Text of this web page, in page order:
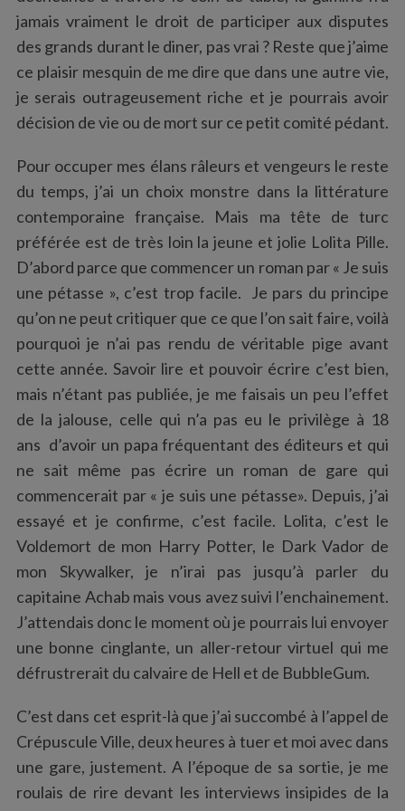
jamais vraiment le droit de participer aux disputes
des grands durant le diner, pas vrai ? Reste que j’aime
ce plaisir mesquin de me dire que dans une autre vie,
je serais outrageusement riche et je pourrais avoir
décision de vie ou de mort sur ce petit comité pédant.
Pour occuper mes élans râleurs et vengeurs le reste
du temps, j’ai un choix monstre dans la littérature
contemporaine française. Mais ma tête de turc
préférée est de très loin la jeune et jolie Lolita Pille.
D’abord parce que commencer un roman par « Je suis
une pétasse », c’est trop facile. Je pars du principe
qu’on ne peut critiquer que ce que l’on sait faire, voilà
pourquoi je n’ai pas rendu de véritable pige avant
cette année. Savoir lire et pouvoir écrire c’est bien,
mais n’étant pas publiée, je me faisais un peu l’effet
de la jalouse, celle qui n’a pas eu le privilège à 18
ans d’avoir un papa fréquentant des éditeurs et qui
ne sait même pas écrire un roman de gare qui
commencerait par « je suis une pétasse». Depuis, j’ai
essayé et je confirme, c’est facile. Lolita, c’est le
Voldemort de mon Harry Potter, le Dark Vador de
mon Skywalker, je n’irai pas jusqu’à parler du
capitaine Achab mais vous avez suivi l’enchainement.
J’attendais donc le moment où je pourrais lui envoyer
une bonne cinglante, un aller-retour virtuel qui me
défrustrerait du calvaire de Hell et de BubbleGum.
C’est dans cet esprit-là que j’ai succombé à l’appel de
Crépuscule Ville, deux heures à tuer et moi avec dans
une gare, justement. A l’époque de sa sortie, je me
roulais de rire devant les interviews insipides de la
e
a
r